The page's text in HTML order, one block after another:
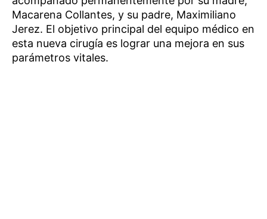
Macarena Collantes, y su padre, Maximiliano
Jerez. El objetivo principal del equipo médico en
esta nueva cirugía es lograr una mejora en sus
parámetros vitales.